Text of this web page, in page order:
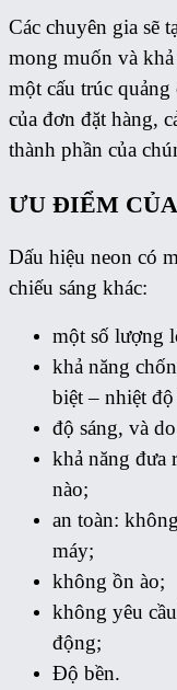
Các chuyên gia sẽ
mong muốn và
một cấu trúc
của đơn đặt hàng,
thành phần của
ƯU ĐIỂM
Dấu hiệu neon có
chiếu sáng khác:
một số lượng
khả năng
biệt – nhiệt
độ sáng, và
khả năng đưa
nào;
an toàn:
máy;
không ồn ào;
không yêu
động;
Độ bền.